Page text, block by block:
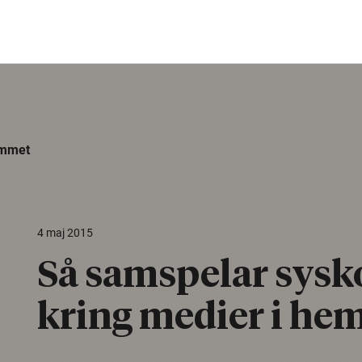
4 maj 2015
Så samspelar
kring medier i